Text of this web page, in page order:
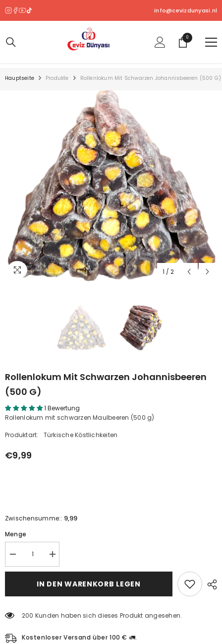
info@cevizdunyasi.nl
00
Produkt
Hauptseite Produkte Rollenlokum Mit Schwarzen Johannisbeeren (500 G)
1 / 2
Rollenlokum Mit Schwarzen Johannisbeeren
(500 G)
1 Bewertung
Rollenlokum mit schwarzen Maulbeeren (500 g)
Produktart: Türkische Köstlichkeiten
€9,99
Zwischensumme:: 9,99
Menge
Reduzieren
Sie
die
die
mit
Beeren
(500
Erhöhen
Sie
die
Menge
für
Lokum-
schwarzen
g)
IN DEN WARENKORB LEGEN
200 Kunden haben sich dieses Produkt angesehen.
Kostenloser Versand über 100 € 🚛.